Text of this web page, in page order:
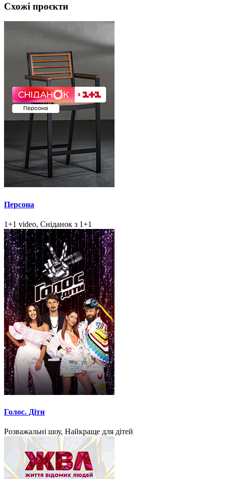
Схожі проєкти
Персона
1+1 video, Сніданок з 1+1
Голос. Діти
Розважальні шоу, Найкраще для дітей